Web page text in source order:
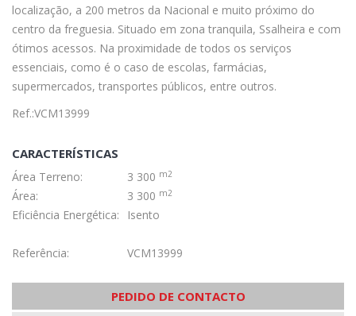
localização, a 200 metros da Nacional e muito próximo do
centro da freguesia. Situado em zona tranquila, Ssalheira e com
ótimos acessos. Na proximidade de todos os serviços
essenciais, como é o caso de escolas, farmácias,
supermercados, transportes públicos, entre outros.
Ref.:VCM13999
CARACTERÍSTICAS
Área Terreno: 3 300 m2
Área: 3 300 m2
Eficiência Energética: Isento
Referência: VCM13999
PEDIDO DE CONTACTO